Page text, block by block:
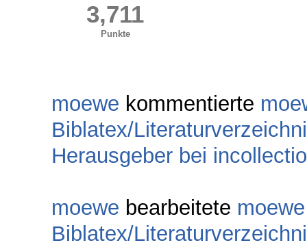
3,711
Punkte
moewe kommentierte
Biblatex/
Herausgeber bei
moewe bearbeitete moewe
Biblatex/